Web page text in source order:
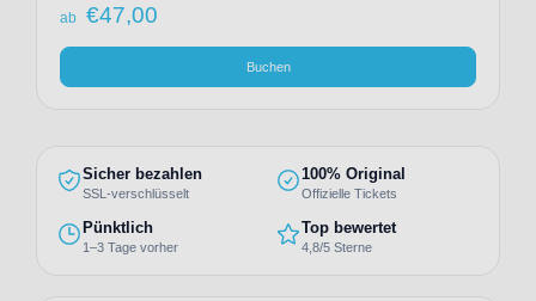
ab €47,00
Buchen
Sicher bezahlen
SSL-verschlüsselt
100% Original
Offizielle Tickets
Pünktlich
1–3 Tage vorher
Top bewertet
4,8/5 Sterne